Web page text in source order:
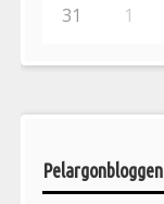
31 1
Pelargonbloggen